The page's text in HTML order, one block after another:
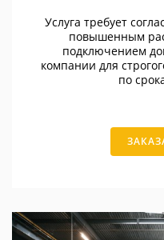
Услуга требует
повышенным
подключением
компании для
по